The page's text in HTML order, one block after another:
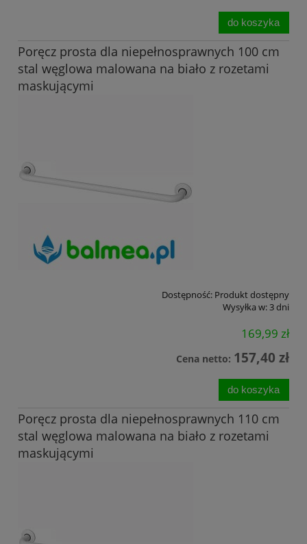
do koszyka
Poręcz prosta dla niepełnosprawnych 100 cm
stal węglowa malowana na biało z rozetami
maskującymi
Dostępność: Produkt dostępny
Wysyłka w:3 dni
169,99 zł
Cena netto: 157,40 zł
do koszyka
Poręcz prosta dla niepełnosprawnych 110 cm
stal węglowa malowana na biało z rozetami
maskującymi